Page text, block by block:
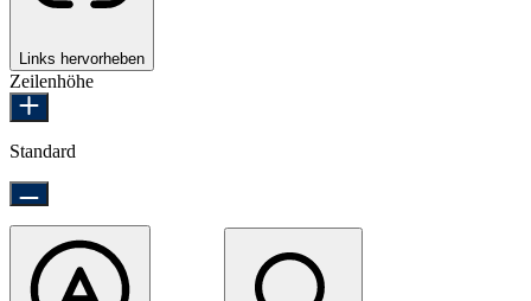
Links hervorheben
Zeilenhöhe
Standard